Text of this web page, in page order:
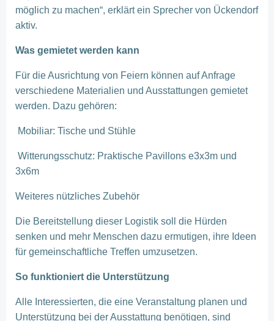
möglich zu machen“, erklärt ein Sprecher von Ückendorf
aktiv.
Was gemietet werden kann
Für die Ausrichtung von Feiern können auf Anfrage
verschiedene Materialien und Ausstattungen gemietet
werden. Dazu gehören:
Mobiliar: Tische und Stühle
Witterungsschutz: Praktische Pavillons e3x3m und
3x6m
Weiteres nützliches Zubehör
Die Bereitstellung dieser Logistik soll die Hürden
senken und mehr Menschen dazu ermutigen, ihre Ideen
für gemeinschaftliche Treffen umzusetzen.
So funktioniert die Unterstützung
Alle Interessierten, die eine Veranstaltung planen und
Unterstützung bei der Ausstattung benötigen, sind